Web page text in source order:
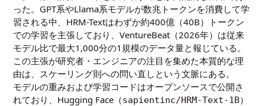
った。GPT系やLlama系モデルが数兆トークンを消費して学
習される中、HRM-Textはわずか約400億（40B）トークン
での学習を主張しており、VentureBeat（2026年）は従来
モデル比で最大1,000分の1規模のデータ量と報じている。
この主張が研究者・エンジニアの注目を集めた本質的な理
由は、スケーリング則への問い直しという文脈にある。
モデルの重みおよび学習コードはオープンソースで公開さ
れており、Hugging Face（sapientinc/HRM-Text-1B）